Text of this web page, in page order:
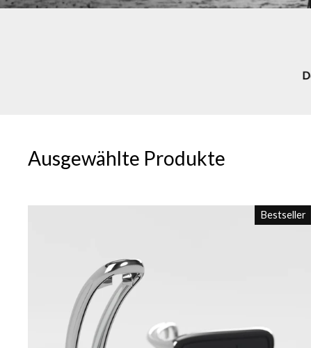
Ausgewählte Produkte
Bestseller